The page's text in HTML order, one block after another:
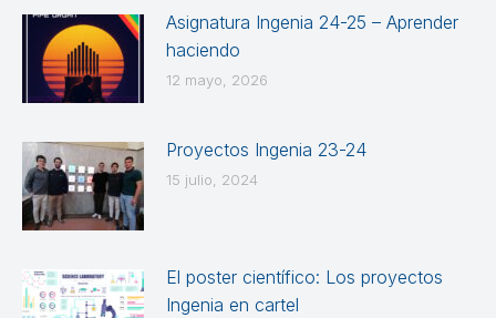
Asignatura Ingenia 24-25 – Aprender
haciendo
12 mayo, 2026
Proyectos Ingenia 23-24
15 julio, 2024
El poster científico: Los proyectos
Ingenia en cartel